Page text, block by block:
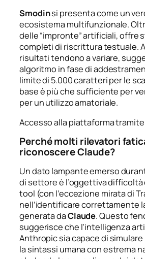
Smodinsi presenta come un
ecosistema multifunzionale.
delle “impronte” artificiali, offre
completi di riscrittura testuale.
risultati tendono a variare,
algoritmo in fase di
limite di 5.000 caratteri per le
base è più che sufficiente per
per un utilizzo amatoriale.
Accesso alla piattaforma tramite
Perché molti rilevatori
riconoscere Claude?
Un dato lampante emerso
di settore è l’oggettiva
tool (con l’eccezione mirata di
nell’identificare correttamente
generata daClaude. Questo
suggerisce che l’intelligenza
Anthropic sia capace di simulare
la sintassi umana con estrema